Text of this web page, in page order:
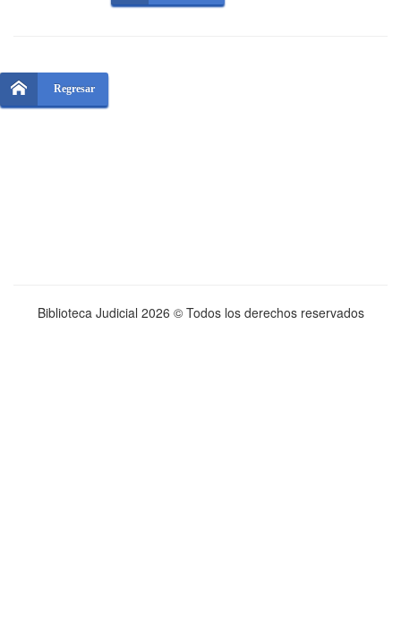
Regresar
Biblioteca Judicial 2026 © Todos los derechos reservados